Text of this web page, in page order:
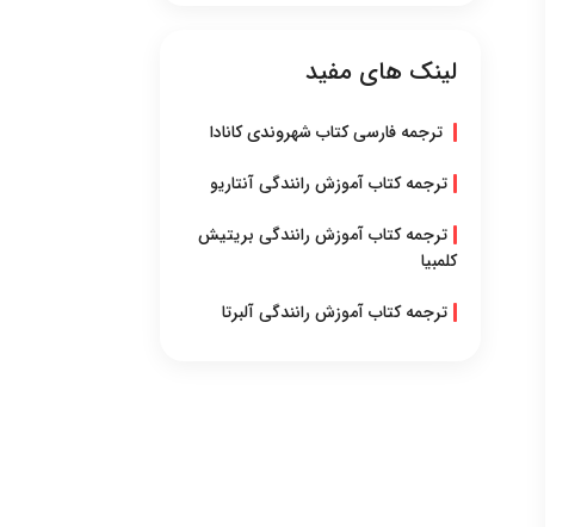
لینک های مفید
ترجمه فارسی کتاب شهروندی کانادا
ترجمه کتاب آموزش رانندگی آنتاریو
ترجمه کتاب آموزش رانندگی بریتیش
کلمبیا
ترجمه کتاب آموزش رانندگی آلبرتا